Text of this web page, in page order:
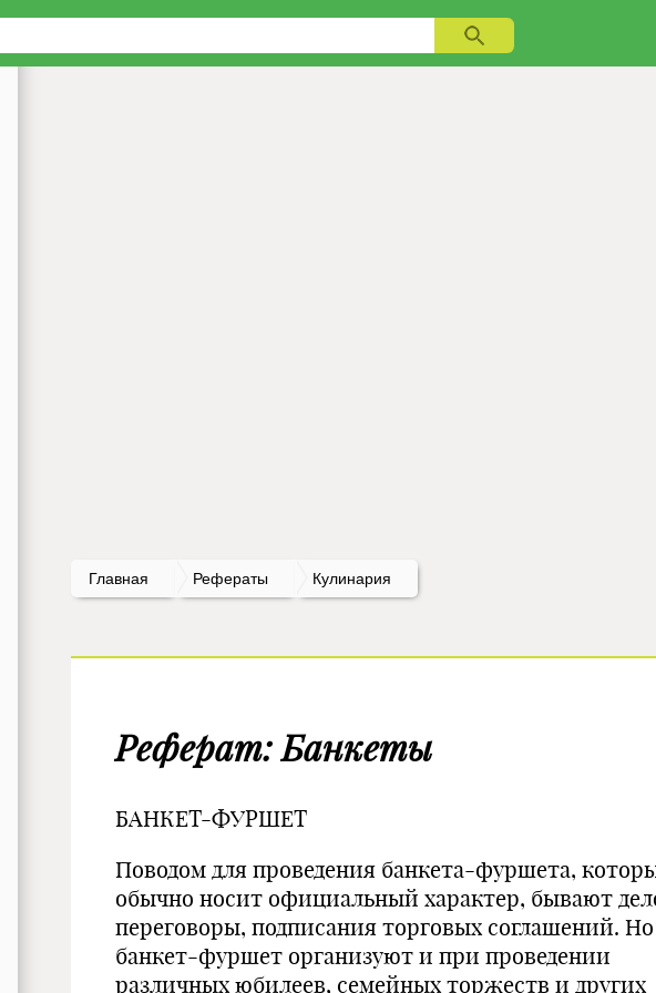
Главная Рефераты Кулинария
Реферат: Банкеты
БАНКЕТ-ФУРШЕТ
Поводом для проведения банкета-фур­шета,
обычно носит офи­циальный характер, бывают
переговоры, подписания торговых согла­шений. Но
банкет-фуршет организуют и при проведении
различных юбилеев, се­мейных торжеств и других